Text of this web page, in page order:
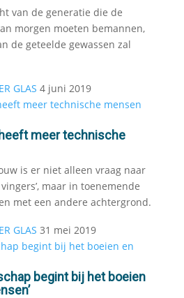
van de generatie die de
morgen moeten bemannen,
de geteelde gewassen zal
GLAS 4 juni 2019
meer technische
is er niet alleen vraag naar
maar in toenemende
met een andere achtergrond.
GLAS 31 mei 2019
begint bij het boeien